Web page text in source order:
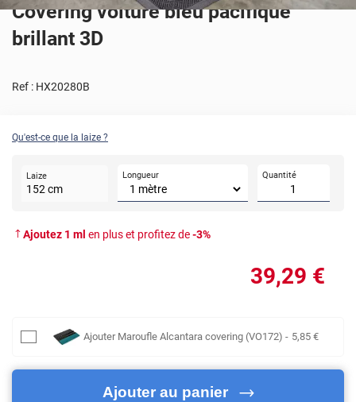
Covering voiture bleu pacifique
brillant 3D
Ref : HX20280B
Qu'est-ce que la laize ?
Laize
152 cm
Longueur Quantité
Ajoutez 1 ml en plus et profitez de-3%
39,29 €
Ajouter Maroufle Alcantara covering (VO172) - 5,85 €
Ajouter au panier